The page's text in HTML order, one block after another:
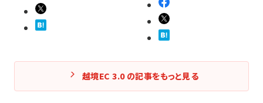
越境EC 3.0 の記事をもっと見る